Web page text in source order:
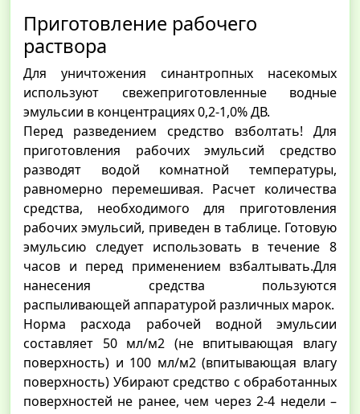
Приготовление рабочего
раствора
Для уничтожения синантропных насекомых
используют свежеприготовленные водные
эмульсии в концентрациях 0,2-1,0% ДВ.
Перед разведением средство взболтать! Для
приготовления рабочих эмульсий средство
разводят водой комнатной температуры,
равномерно перемешивая. Расчет количества
средства, необходимого для приготовления
рабочих эмульсий, приведен в таблице. Готовую
эмульсию следует использовать в течение 8
часов и перед применением взбалтывать.Для
нанесения средства пользуются
распыливающей аппаратурой различных марок.
Норма расхода рабочей водной эмульсии
составляет 50 мл/м2 (не впитывающая влагу
поверхность) и 100 мл/м2 (впитывающая влагу
поверхность) Убирают средство с обработанных
поверхностей не ранее, чем через 2-4 недели –